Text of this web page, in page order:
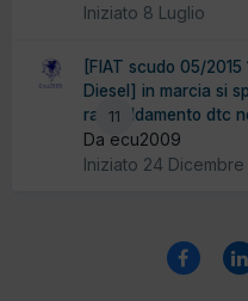
Iniziato 8 Luglio
11
[FIAT scudo 05/
Diesel] in marcia si
raffreddamento dtc
Da ecu2009
Iniziato 24